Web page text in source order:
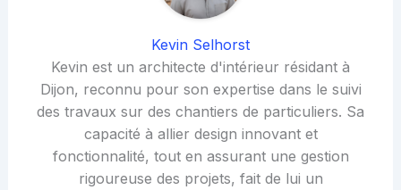
Kevin Selhorst
Kevin est un architecte d'intérieur résidant à
Dijon, reconnu pour son expertise dans le suivi
des travaux sur des chantiers de particuliers. Sa
capacité à allier design innovant et
fonctionnalité, tout en assurant une gestion
rigoureuse des projets, fait de lui un